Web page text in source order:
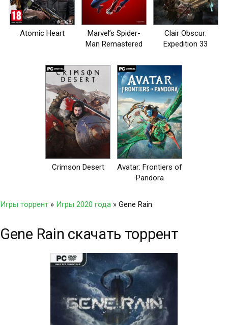
Atomic Heart
Marvel’s Spider-
Man Remastered
Clair Obscur:
Expedition 33
Crimson Desert
Avatar: Frontiers of
Pandora
Игры торрент » Игры 2020 года » Gene Rain
Gene Rain скачать торрент